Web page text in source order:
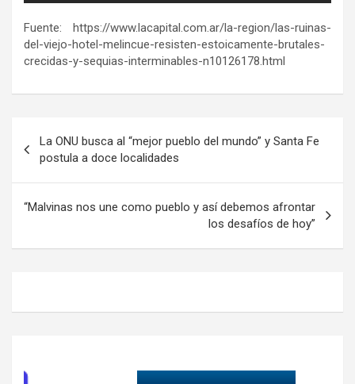
Fuente: https://www.lacapital.com.ar/la-region/las-ruinas-
del-viejo-hotel-melincue-resisten-estoicamente-brutales-
crecidas-y-sequias-interminables-n10126178.html
de
entradas
La ONU busca al “mejor pueblo del mundo” y Santa Fe
postula a doce localidades
“Malvinas nos une como pueblo y así debemos afrontar
los desafíos de hoy”